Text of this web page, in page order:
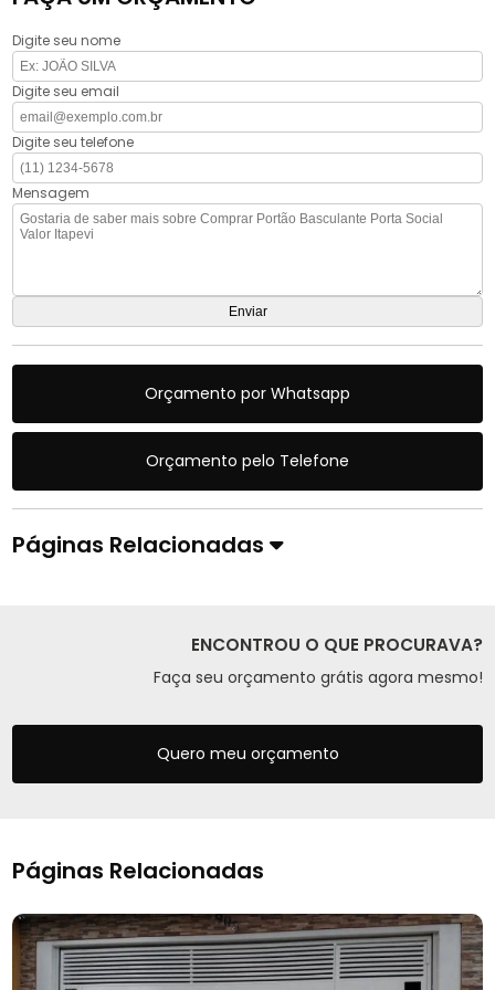
Digite seu nome
Digite seu email
Digite seu telefone
Mensagem
Orçamento por Whatsapp
Orçamento pelo Telefone
Páginas Relacionadas
ENCONTROU O QUE PROCURAVA?
Faça seu orçamento grátis agora mesmo!
Quero meu orçamento
Páginas Relacionadas